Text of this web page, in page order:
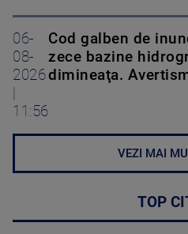
06-
08-
2026
11:56
Cod galben de
zece bazine
dimineaţa.
VEZI MAI
TOP